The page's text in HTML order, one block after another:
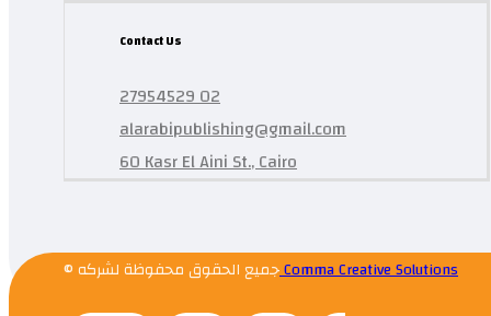
Contact Us
27954529 02
alarabipublishing@gmail.com
60 Kasr El Aini St., Cairo
© جميع الحقوق محفوظة لشركهComma Creative Solutions